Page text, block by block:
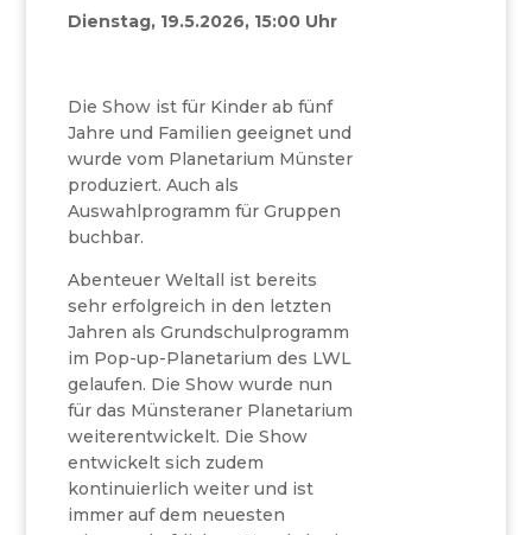
Dienstag, 19.5.2026, 15:00 Uhr
Die Show ist für Kinder ab fünf
Jahre und Familien geeignet und
wurde vom Planetarium Münster
produziert. Auch als
Auswahlprogramm für Gruppen
buchbar.
Abenteuer Weltall ist bereits
sehr erfolgreich in den letzten
Jahren als Grundschulprogramm
im Pop-up-Planetarium des LWL
gelaufen. Die Show wurde nun
für das Münsteraner Planetarium
weiterentwickelt. Die Show
entwickelt sich zudem
kontinuierlich weiter und ist
immer auf dem neuesten